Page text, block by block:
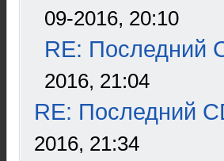
09-2016, 20:10
RE: Последний
2016, 21:04
RE: Последний
2016, 21:34